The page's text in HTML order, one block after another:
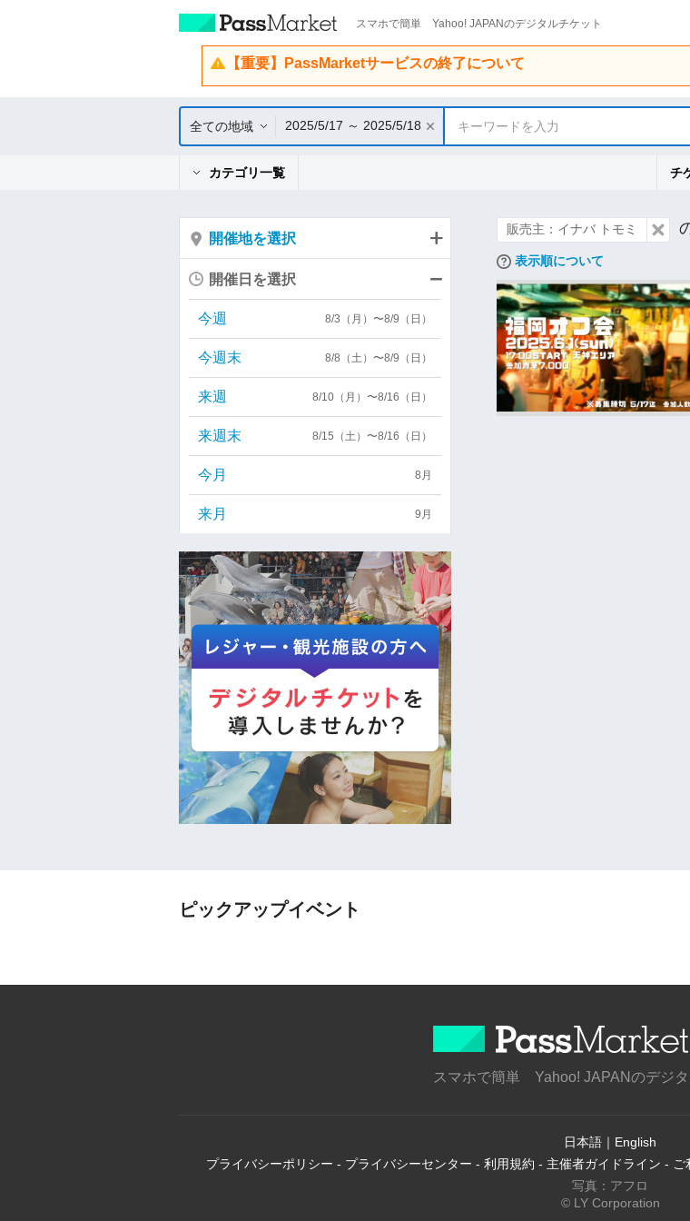
スマホで簡単 Yahoo! JAPANのデジタルチケット
【重要】PassMarketサービスの終了について
全ての地域 2025/5/17 ～ 2025/5/18 キーワードを入力
カテゴリ一覧 チ
販売主：イナバ トモミ
表示順について
開催地を選択
開催日を選択
今週 8/3（月）〜8/9（日）
今週末 8/8（土）〜8/9（日）
来週 8/10（月）〜8/16（日）
来週末 8/15（土）〜8/16（日）
今月 8月
来月 9月
ピックアップイベント
スマホで簡単 Yahoo! JAPANのデジタ
日本語 ｜ English
プライバシーポリシー - プライバシーセンター - 利用規約 - 主催者ガイドライン - ご
写真：アフロ
© LY Corporation